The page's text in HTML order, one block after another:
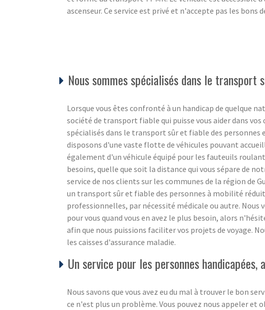
ascenseur. Ce service est privé et n'accepte pas les bons
Nous sommes spécialisés dans le
Lorsque vous êtes confronté à un handicap de quelque
société de transport fiable qui puisse vous aider dans
spécialisés dans le transport sûr et fiable des personnes
disposons d'une vaste flotte de véhicules pouvant
également d'un véhicule équipé pour les fauteuils
besoins, quelle que soit la distance qui vous sépare de
service de nos clients sur les communes de la région de
un transport sûr et fiable des personnes à mobilité
professionnelles, par nécessité médicale ou autre. Nous
pour vous quand vous en avez le plus besoin, alors
afin que nous puissions faciliter vos projets de voyage.
les caisses d'assurance maladie.
Un service pour les personnes
Nous savons que vous avez eu du mal à trouver le bon
ce n'est plus un problème. Vous pouvez nous appeler et